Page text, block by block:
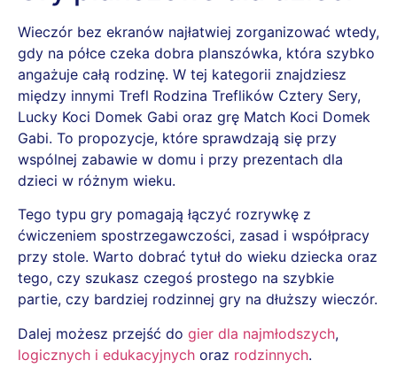
Wieczór bez ekranów najłatwiej zorganizować wtedy,
gdy na półce czeka dobra planszówka, która szybko
angażuje całą rodzinę. W tej kategorii znajdziesz
między innymi Trefl Rodzina Treflików Cztery Sery,
Lucky Koci Domek Gabi oraz grę Match Koci Domek
Gabi. To propozycje, które sprawdzają się przy
wspólnej zabawie w domu i przy prezentach dla
dzieci w różnym wieku.
Tego typu gry pomagają łączyć rozrywkę z
ćwiczeniem spostrzegawczości, zasad i współpracy
przy stole. Warto dobrać tytuł do wieku dziecka oraz
tego, czy szukasz czegoś prostego na szybkie
partie, czy bardziej rodzinnej gry na dłuższy wieczór.
Dalej możesz przejść do gier dla najmłodszych,
logicznych i edukacyjnych oraz rodzinnych.